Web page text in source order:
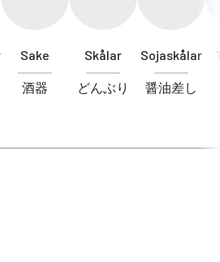
Sake
酒器
Skålar
どんぶり
Sojaskålar
醤油差し